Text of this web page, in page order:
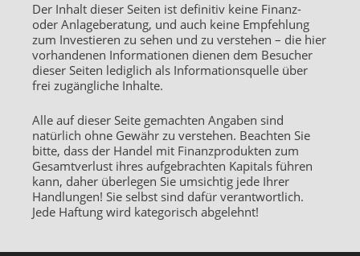
Der Inhalt dieser Seiten ist definitiv keine Finanz-
oder Anlageberatung, und auch keine Empfehlung
zum Investieren zu sehen und zu verstehen – die hier
vorhandenen Informationen dienen dem Besucher
dieser Seiten lediglich als Informationsquelle über
frei zugängliche Inhalte.
Alle auf dieser Seite gemachten Angaben sind
natürlich ohne Gewähr zu verstehen. Beachten Sie
bitte, dass der Handel mit Finanzprodukten zum
Gesamtverlust ihres aufgebrachten Kapitals führen
kann, daher überlegen Sie umsichtig jede Ihrer
Handlungen! Sie selbst sind dafür verantwortlich.
Jede Haftung wird kategorisch abgelehnt!